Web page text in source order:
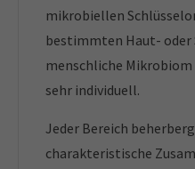
mikrobiellen
bestimmten Haut- oder
menschliche Mikrobiom
sehr individuell.
Jeder Bereich
charakteristische